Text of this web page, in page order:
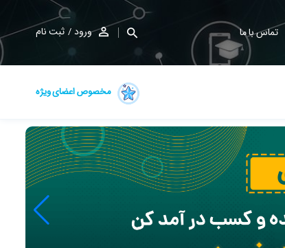
تماس با ما ورود ثبت نام
مخصوص اعضای ویژه